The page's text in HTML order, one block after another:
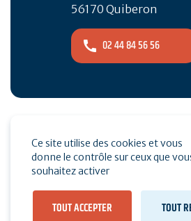
56170 Quiberon
02 44 84 56 56
Espace pro
Ce site utilise des cookies et vous
donne le contrôle sur ceux que
souhaitez activer
TOUT ACCEPTER TOUT